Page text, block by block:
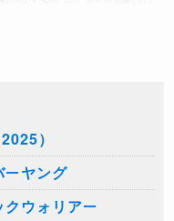
）
ーヤング
クウォリアー